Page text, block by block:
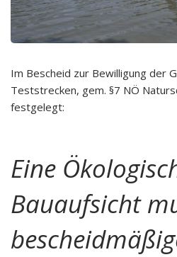
Im Bescheid zur Bewilligung der
Teststrecken, gem. §7 NÖ
festgelegt:
Eine
Bauaufsicht